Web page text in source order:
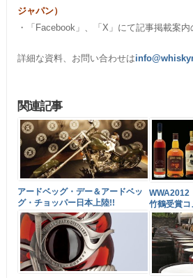
ジャパン）
・「Facebook」、「X」にて記事掲載案
詳細な資料、お問い合わせは
関連記事
アードベッグ・デー＆アードベッ
グ・チョッパー日本上陸!!
WWA2012
竹鶴受賞コ